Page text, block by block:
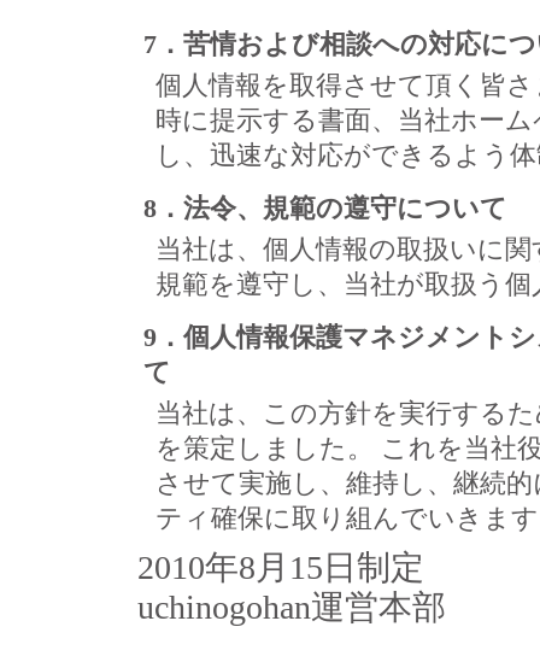
7．苦情および相談への対応に
個人情報を取得させて頂く皆
時に提示する書面、当社ホー
し、迅速な対応ができるよう
8．法令、規範の遵守について
当社は、個人情報の取扱いに
規範を遵守し、当社が取扱う
9．個人情報保護マネジメント
て
当社は、この方針を実行する
を策定しました。 これを当社
させて実施し、維持し、継続
ティ確保に取り組んでいきま
2010年8月15日制定
uchinogohan運営本部